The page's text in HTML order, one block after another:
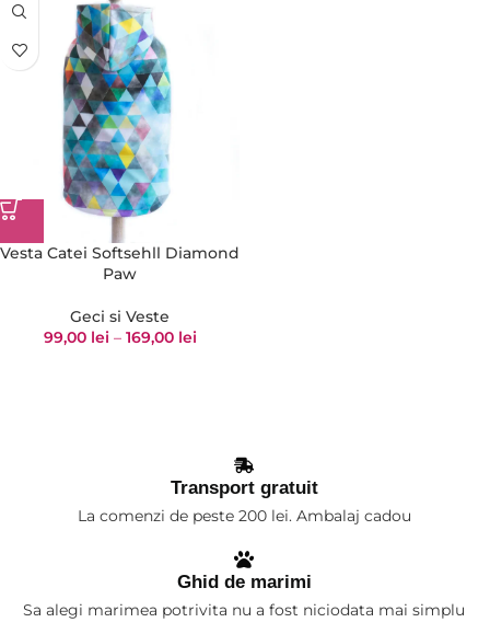
Vesta Catei Softsehll Diamond
Paw
Geci si Veste
99,00 lei – 169,00 lei
Transport gratuit
La comenzi de peste 200 lei. Ambalaj cadou
Ghid de marimi
Sa alegi marimea potrivita nu a fost niciodata mai simplu